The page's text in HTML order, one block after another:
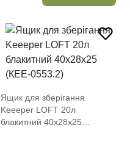
Ящик для зберігання
Keeeper LOFT 20л
блакитний 40x28x25